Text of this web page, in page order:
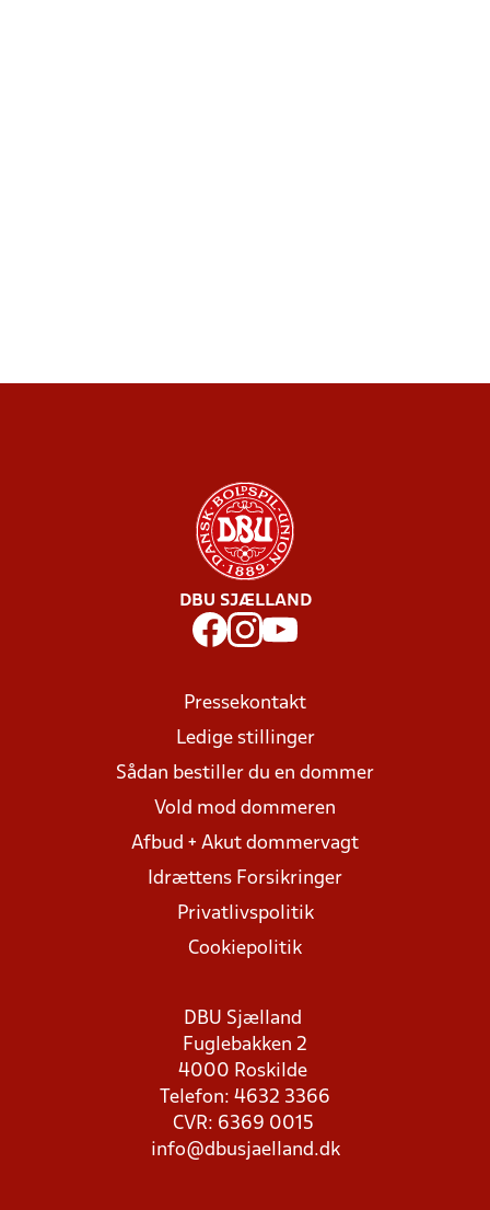
DBU SJÆLLAND
Pressekontakt
Ledige stillinger
Sådan bestiller du en dommer
Vold mod dommeren
Afbud + Akut dommervagt
Idrættens Forsikringer
Privatlivspolitik
Cookiepolitik
DBU Sjælland
Fuglebakken 2
4000 Roskilde
Telefon: 4632 3366
CVR: 6369 0015
info@dbusjaelland.dk